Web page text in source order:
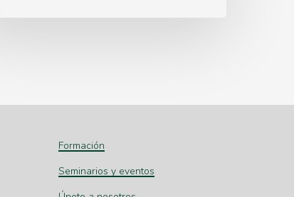
Formación
Seminarios y eventos